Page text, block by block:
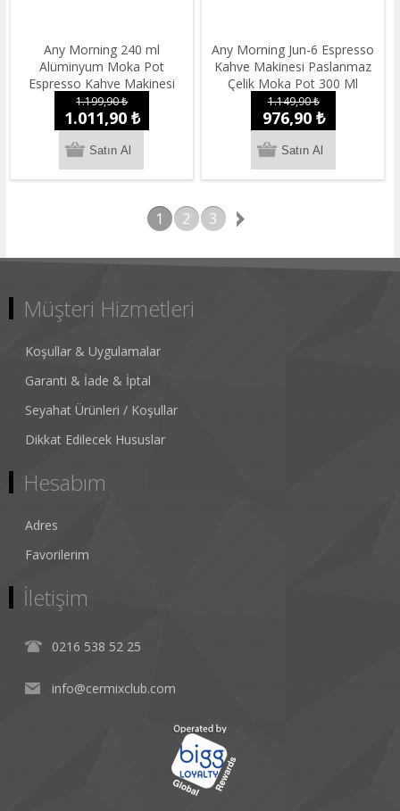
Any Morning 240 ml
Alüminyum Moka Pot
Espresso Kahve Makinesi
Desenli Gümüş Renk HES-6
1.199,90 ₺
1.011,90 ₺
Any Morning Jun-6 Espresso
Kahve Makinesi Paslanmaz
Çelik Moka Pot 300 Ml
1.149,90 ₺
976,90 ₺
1 2 3
Müşteri Hizmetleri
Koşullar & Uygulamalar
Garanti & İade & İptal
Seyahat Ürünleri / Koşullar
Dikkat Edilecek Hususlar
Hesabım
Adres
Favorilerim
İletişim
0216 538 52 25
info@cermixclub.com